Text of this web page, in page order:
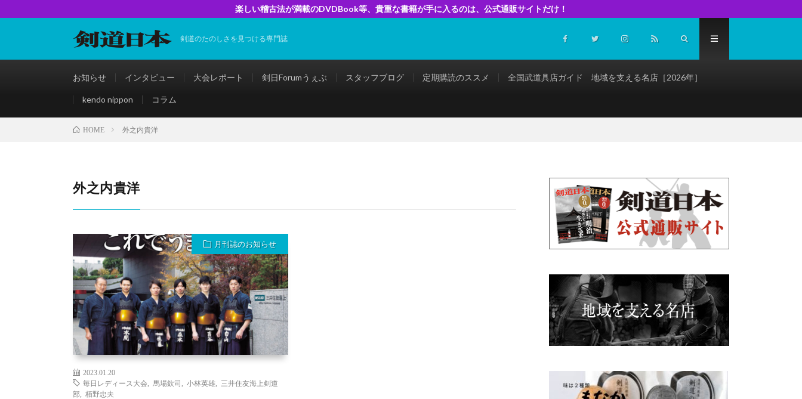
楽しい稽古法が満載のDVDBook等、貴重な書籍が手に入るのは、公式通販サイトだけ！
剣道のたのしさを見つける専門誌
お知らせ インタビュー 大会レポート 剣日Forumうぇぶ スタッフブログ 定期購読のススメ 全国武道具店ガイド 地域を支える名店［2026年］
kendo nippon コラム
HOME 外之内貴洋
外之内貴洋
月刊誌のお知らせ
2023.01.20
毎日レディース大会
馬場欽司 小林英雄
三井住友海上剣道
部
栢野忠夫